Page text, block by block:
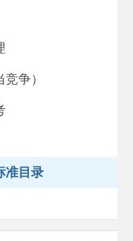
争）
准目录